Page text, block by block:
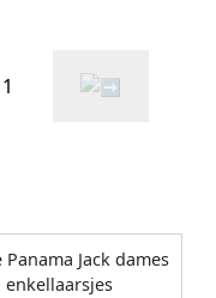
Panama Jack dames
enkellaarsjes